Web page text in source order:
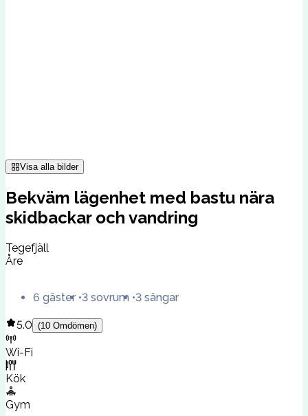
Visa alla bilder
Bekväm lägenhet med bastu nära
skidbackar och vandring
Tegefjäll
Åre
6 gäster 3 sovrum 3 sängar
5.0 (10 Omdömen)
Wi-Fi
Kök
Gym